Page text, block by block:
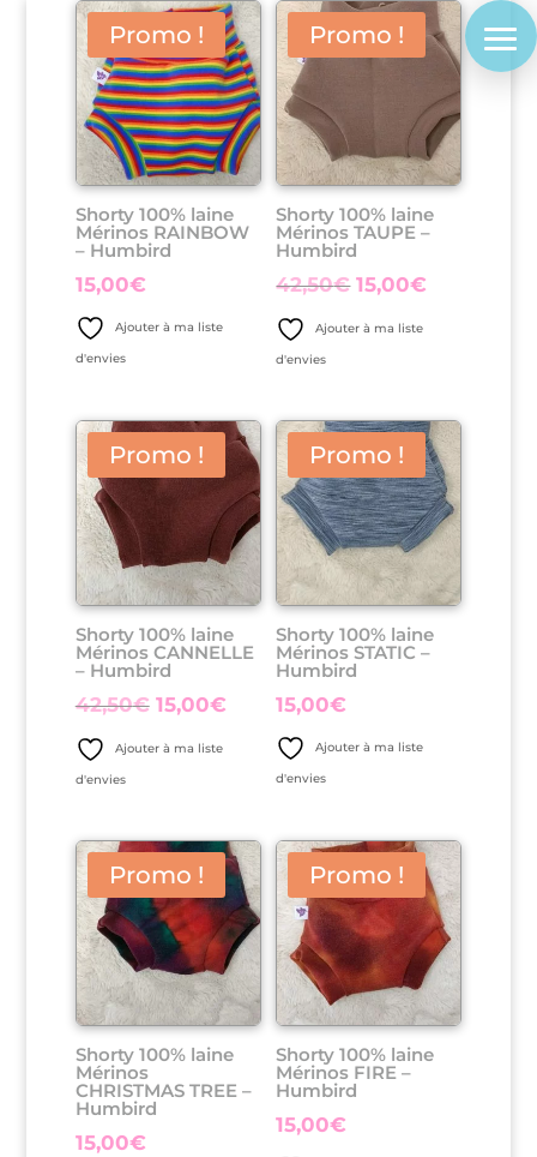
Promo !
Shorty 100% laine
Mérinos RAINBOW
– Humbird
15,00€
Ajouter à ma liste
d'envies
Promo !
Shorty 100% laine
Mérinos TAUPE –
Humbird
42,50€ Le
15,00€
Ajouter à ma liste
d'envies
Promo !
Shorty 100% laine
Mérinos CANNELLE
– Humbird
42,50€ Le
15,00€Le
actuel
Ajouter à ma liste
d'envies
Promo !
Shorty 100% laine
Mérinos STATIC –
Humbird
15,00€
Ajouter à ma liste
d'envies
Promo !
Shorty 100% laine
Mérinos
CHRISTMAS TREE –
Humbird
15,00€
Promo !
Shorty 100% laine
Mérinos FIRE –
Humbird
15,00€